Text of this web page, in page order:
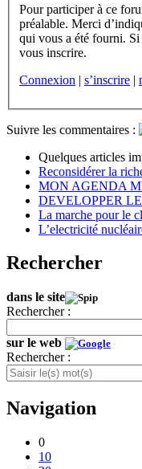
Pour participer à ce forum, vous devez vous enregistrer au
préalable. Merci d’indiquer ci-dessous l’identifiant personnel
qui vous a été fourni. Si vous n’êtes pas enregistré, vous devez
vous inscrire.
Connexion | s’inscrire |
Suivre les commentaires :
Quelques articles
Reconsidérer la
MON AGENDA
DEVELOPPER
La marche pour le
L’electricité
Rechercher
dans le site
Rechercher :
sur le web
Rechercher :
Navigation
0
10